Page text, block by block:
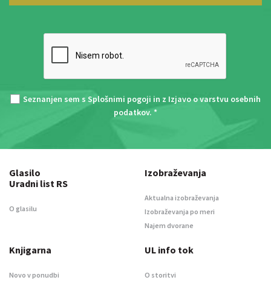
Seznanjen sem s Splošnimi pogoji in z Izjavo o varstvu osebnih
podatkov. *
Glasilo
Uradni list RS
O glasilu
Izobraževanja
Aktualna izobraževanja
Izobraževanja po meri
Najem dvorane
Knjigarna
Novo v ponudbi
UL info tok
O storitvi